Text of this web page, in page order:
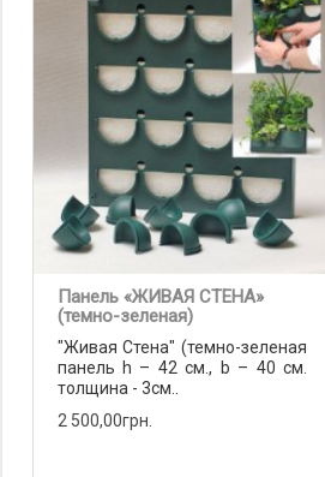
Панель «ЖИВАЯ СТЕНА»
(темно-зеленая)
"Живая Стена" (темно-зеленая
панель h – 42 см., b – 40 см.
толщина - 3см..
2 500,00грн.